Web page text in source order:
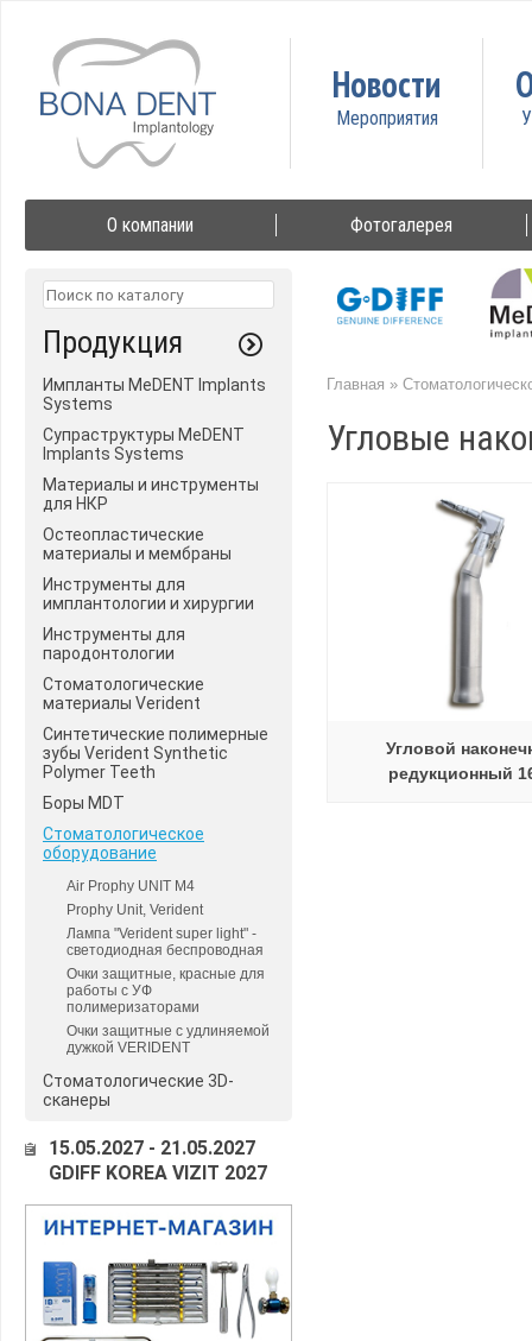
Новости
О компании Фотогалерея
Продукция
Импланты MeDENT Implants
Systems
Супраструктуры MeDENT
Implants Systems
Материалы и инструменты
для НКР
Остеопластические
материалы и мембраны
Инструменты для
имплантологии и хирургии
Инструменты для
пародонтологии
Стоматологические
материалы Verident
Синтетические полимерные
зубы Verident Synthetic
Polymer Teeth
Боры MDT
Стоматологическое
оборудование
Air Prophy UNIT М4
Prophy Unit, Verident
Лампа "Verident super light" -
светодиодная беспроводная
Очки защитные, красные для
работы с УФ
полимеризаторами
Очки защитные с удлиняемой
дужкой VERIDENT
Стоматологические 3D-
сканеры
15.05.2027 - 21.05.2027
GDIFF KOREA VIZIT 2027
Главная »
Угловые
Угловой
редукционный